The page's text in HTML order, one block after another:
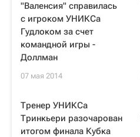
"Валенсия" справилась
с игроком УНИКСа
Гудлоком за счет
командной игры -
Доллман
07 мая 2014
Тренер УНИКСа
Тринкьери разочарован
итогом финала Кубка